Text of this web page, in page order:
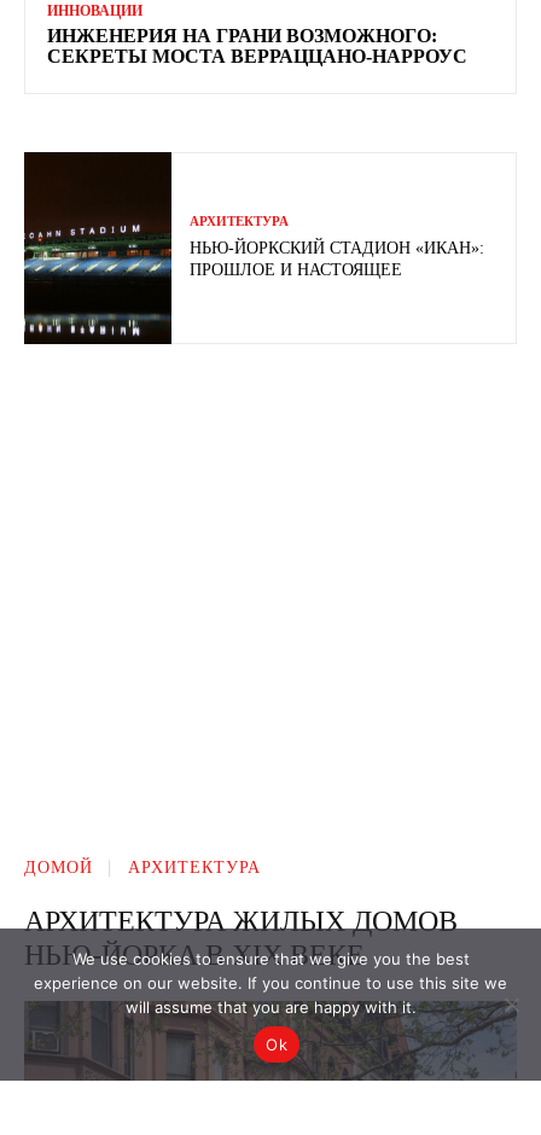
ИННОВАЦИИ
ИНЖЕНЕРИЯ НА ГРАНИ ВОЗМОЖНОГО:
СЕКРЕТЫ МОСТА ВЕРРАЦЦАНО-НАРРОУС
АРХИТЕКТУРА
НЬЮ-ЙОРКСКИЙ СТАДИОН «ИКАН»:
ПРОШЛОЕ И НАСТОЯЩЕЕ
We use cookies to ensure that we give you the best
experience on our website. If you continue to use this site we
will assume that you are happy with it.
Ok